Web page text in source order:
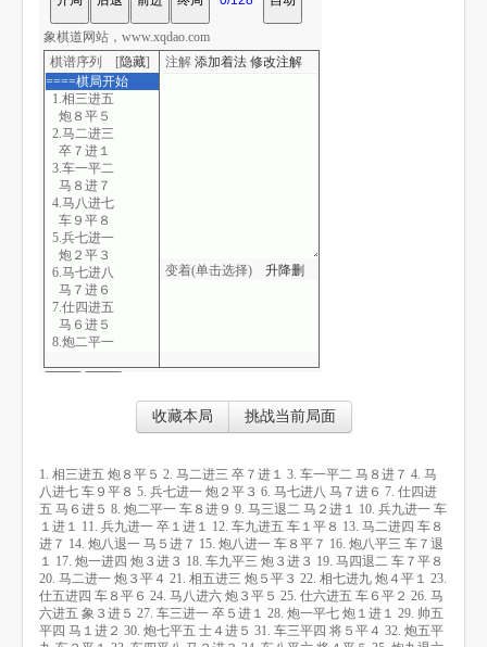
棋谱序列 [隐藏]
====棋局开始
1.相三进五
炮８平５
2.马二进三
卒７进１
3.车一平二
马８进７
4.马八进七
车９平８
5.兵七进一
炮２平３
6.马七进八
马７进６
7.仕四进五
马６进５
8.炮二平一
9.马三退二
12.车九进五
车１平８
13.马二进四
车８进７
14.炮八退一
马５进７
15.炮八进一
车８平７
16.炮八平三
车７退１
注解 添加着法 修改注解
变着(单击选择) 升降删
象棋道网站，www.xqdao.com
收藏本局 挑战当前局面
1. 相三进五 炮８平５ 2. 马二进三 卒７进１ 3. 车一平二 马８进７ 4. 马
八进七 车９平８ 5. 兵七进一 炮２平３ 6. 马七进八 马７进６ 7. 仕四进
五 马６进５ 8. 炮二平一 车８进９ 9. 马三退二 马２进１ 10. 兵九进一 车
１进１ 11. 兵九进一 卒１进１ 12. 车九进五 车１平８ 13. 马二进四 车８
进７ 14. 炮八退一 马５进７ 15. 炮八进一 车８平７ 16. 炮八平三 车７退
１ 17. 炮一进四 炮３进３ 18. 车九平三 炮３进３ 19. 马四退二 车７平８
20. 马二进一 炮３平４ 21. 相五进三 炮５平３ 22. 相七进九 炮４平１ 23.
仕五进四 车８平６ 24. 马八进六 炮３平５ 25. 仕六进五 车６平２ 26. 马
六进五 象３进５ 27. 车三进一 卒５进１ 28. 炮一平七 炮１进１ 29. 帅五
平四 马１进２ 30. 炮七平五 士４进５ 31. 车三平四 将５平４ 32. 炮五平